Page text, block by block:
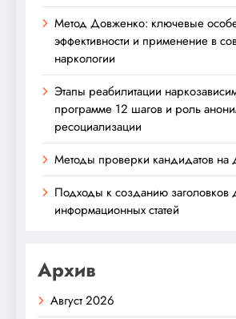
Метод Довженко: ключевые
эффективности и применение в
наркологии
Этапы реабилитации
программе 12 шагов и роль
ресоциализации
Методы проверки кандидатов на
Подходы к созданию заголовков
информационных статей
Архив
Август 2026